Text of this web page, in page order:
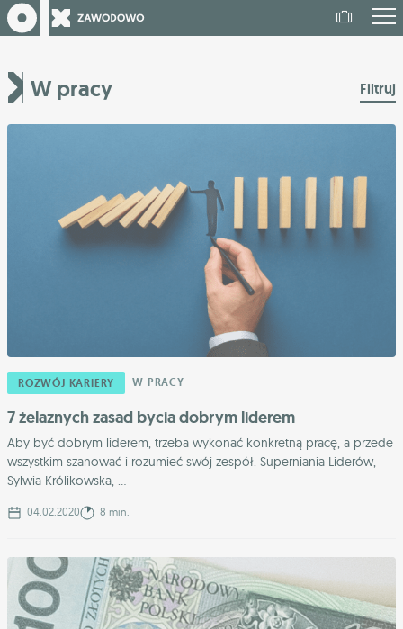
W pracy Filtruj
ROZWÓJ KARIERY W PRACY
7 żelaznych zasad bycia dobrym liderem
Aby być dobrym liderem, trzeba wykonać konkretną pracę, a przede
wszystkim szanować i rozumieć swój zespół. Superniania Liderów,
Sylwia Królikowska, ...
04.02.2020 8 min.